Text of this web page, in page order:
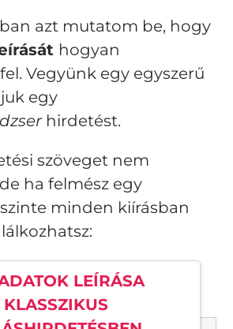
azt mutatom be, hogy
hogyan
Vegyünk egy egyszerű
egy
hirdetést.
szöveget nem
ha felmész egy
minden kiírásban
LEÍRÁSA
KLASSZIKUS